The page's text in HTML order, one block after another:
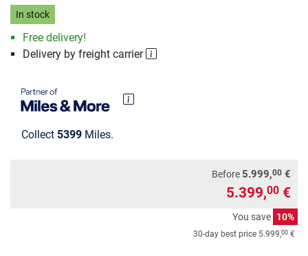
In stock
Free delivery!
Delivery by freight carrier
Collect 5399 Miles.
Before 5.999,00 €
5.399,00 €
You save 10%
30-day best price 5.999,00 €